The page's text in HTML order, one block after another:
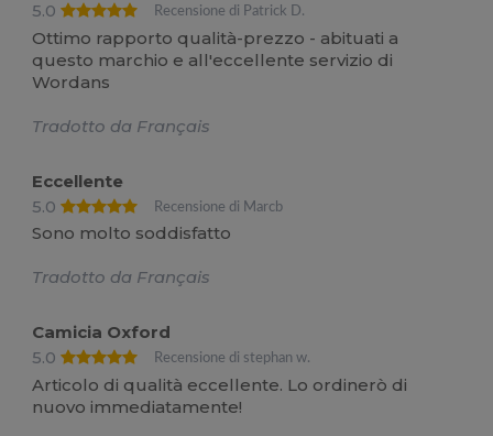
5.0
Recensione di Patrick D.
Ottimo rapporto qualità-prezzo - abituati a
questo marchio e all'eccellente servizio di
Wordans
Tradotto da Français
Eccellente
5.0
Recensione di Marcb
Sono molto soddisfatto
Tradotto da Français
Camicia Oxford
5.0
Recensione di stephan w.
Articolo di qualità eccellente. Lo ordinerò di
nuovo immediatamente!